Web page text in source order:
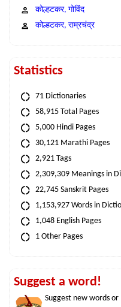
कोल्हटकर, गोविंद
कोल्हटकर, राम्रचंद्र
Statistics
71 Dictionaries
58,915 Total Pages
5,000 Hindi Pages
30,121 Marathi Pages
2,921 Tags
2,309,309 Meanings in
22,745 Sanskrit Pages
1,153,927 Words in
1,048 English Pages
1 Other Pages
Suggest a word!
Suggest new words